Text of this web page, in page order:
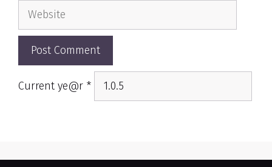
Website
Current ye@r *